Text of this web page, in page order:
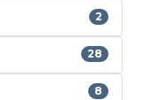
2
28
8